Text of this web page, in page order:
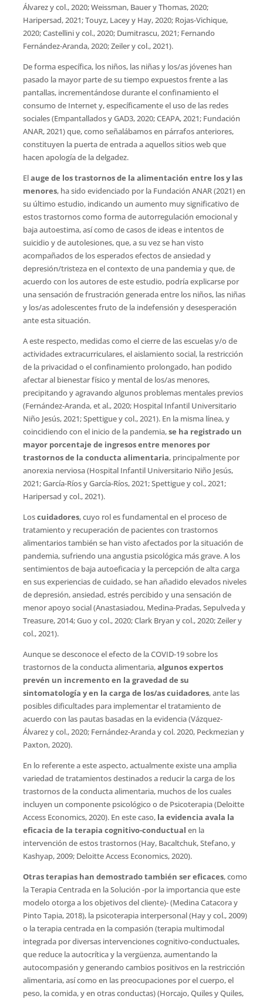
Álvarez y col., 2020; Weissman, Bauer y Thomas, 2020;
Haripersad, 2021; Touyz, Lacey y Hay, 2020; Rojas-Vichique,
2020; Castellini y col., 2020; Dumitrascu, 2021; Fernando
Fernández-Aranda, 2020; Zeiler y col., 2021).
De forma específica, los niños, las niñas y los/as jóvenes han
pasado la mayor parte de su tiempo expuestos frente a las
pantallas, incrementándose durante el confinamiento el
consumo de Internet y, específicamente el uso de las redes
sociales (Empantallados y GAD3, 2020; CEAPA, 2021; Fundación
ANAR, 2021) que, como señalábamos en párrafos anteriores,
constituyen la puerta de entrada a aquellos sitios web que
hacen apología de la delgadez.
Elauge de los trastornos de la alimentación entre los y las
menores, ha sido evidenciado por la Fundación ANAR (2021) en
su último estudio, indicando un aumento muy significativo de
estos trastornos como forma de autorregulación emocional y
baja autoestima, así como de casos de ideas e intentos de
suicidio y de autolesiones, que, a su vez se han visto
acompañados de los esperados efectos de ansiedad y
depresión/tristeza en el contexto de una pandemia y que, de
acuerdo con los autores de este estudio, podría explicarse por
una sensación de frustración generada entre los niños, las niñas
y los/as adolescentes fruto de la indefensión y desesperación
ante esta situación.
A este respecto, medidas como el cierre de las escuelas y/o de
actividades extracurriculares, el aislamiento social, la restricción
de la privacidad o el confinamiento prolongado, han podido
afectar al bienestar físico y mental de los/as menores,
precipitando y agravando algunos problemas mentales previos
(Fernández-Aranda, et al., 2020; Hospital Infantil Universitario
Niño Jesús, 2021; Spettigue y col., 2021). En la misma línea, y
coincidiendo con el inicio de la pandemia,se ha registrado un
mayor porcentaje de ingresos entre menores por
trastornos de la conducta alimentaria, principalmente por
anorexia nerviosa (Hospital Infantil Universitario Niño Jesús,
2021; García-Ríos y García-Ríos, 2021; Spettigue y col., 2021;
Haripersad y col., 2021).
Loscuidadores, cuyo rol es fundamental en el proceso de
tratamiento y recuperación de pacientes con trastornos
alimentarios también se han visto afectados por la situación de
pandemia, sufriendo una angustia psicológica más grave. A los
sentimientos de baja autoeficacia y la percepción de alta carga
en sus experiencias de cuidado, se han añadido elevados niveles
de depresión, ansiedad, estrés percibido y una sensación de
menor apoyo social (Anastasiadou, Medina-Pradas, Sepulveda y
Treasure, 2014; Guo y col., 2020; Clark Bryan y col., 2020; Zeiler y
col., 2021).
Aunque se desconoce el efecto de la COVID-19 sobre los
trastornos de la conducta alimentaria,algunos expertos
prevén un incremento en la gravedad de su
sintomatología y en la carga de los/as cuidadores, ante las
posibles dificultades para implementar el tratamiento de
acuerdo con las pautas basadas en la evidencia (Vázquez-
Álvarez y col., 2020; Fernández-Aranda y col. 2020, Peckmezian y
Paxton, 2020).
En lo referente a este aspecto, actualmente existe una amplia
variedad de tratamientos destinados a reducir la carga de los
trastornos de la conducta alimentaria, muchos de los cuales
incluyen un componente psicológico o de Psicoterapia (Deloitte
Access Economics, 2020). En este caso, la evidencia avala la
eficacia de la terapia cognitivo-conductual en la
intervención de estos trastornos (Hay, Bacaltchuk, Stefano, y
Kashyap, 2009; Deloitte Access Economics, 2020).
Otras terapias han demostrado también ser eficaces, como
la Terapia Centrada en la Solución -por la importancia que este
modelo otorga a los objetivos del cliente)- (Medina Catacora y
Pinto Tapia, 2018), la psicoterapia interpersonal (Hay y col., 2009)
o la terapia centrada en la compasión (terapia multimodal
integrada por diversas intervenciones cognitivo-conductuales,
que reduce la autocrítica y la vergüenza, aumentando la
autocompasión y generando cambios positivos en la restricción
alimentaria, así como en las preocupaciones por el cuerpo, el
peso, la comida, y en otras conductas) (Horcajo, Quiles y Quiles,